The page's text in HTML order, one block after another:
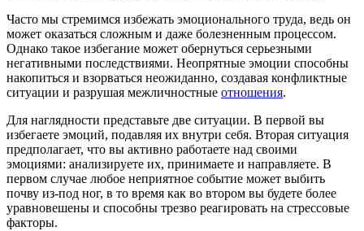
Часто мы стремимся избежать эмоционального труда, ведь он
может оказаться сложным и даже болезненным процессом.
Однако такое избегание может обернуться серьезными
негативными последствиями. Неопрятные эмоции способны
накопиться и взорваться неожиданно, создавая конфликтные
ситуации и разрушая межличностные отношения.
Для наглядности представьте две ситуации. В первой вы
избегаете эмоций, подавляя их внутри себя. Вторая ситуация
предполагает, что вы активно работаете над своими
эмоциями: анализируете их, принимаете и направляете. В
первом случае любое неприятное событие может выбить
почву из-под ног, в то время как во втором вы будете более
уравновешены и способны трезво реагировать на стрессовые
факторы.